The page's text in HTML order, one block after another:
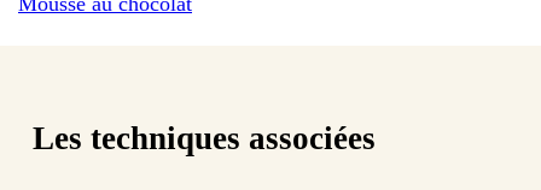
Les techniques associées